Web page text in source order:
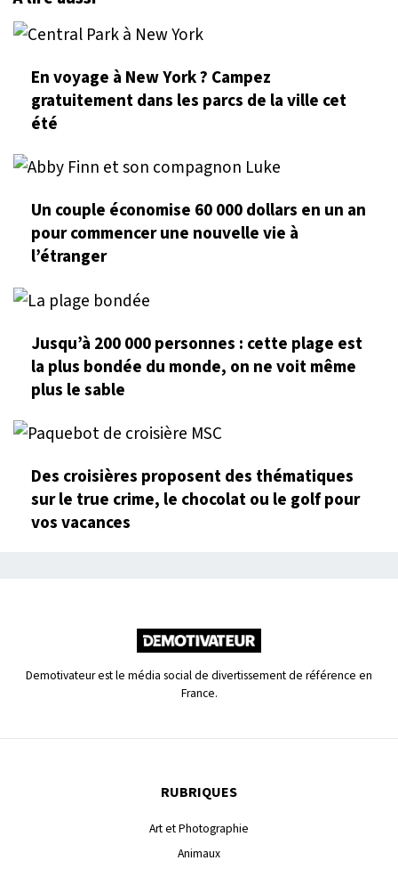
En voyage à New York ? Campez
gratuitement dans les parcs de la ville cet
été
Un couple économise 60 000 dollars en un an
pour commencer une nouvelle vie à
l’étranger
Jusqu’à 200 000 personnes : cette plage est
la plus bondée du monde, on ne voit même
plus le sable
Des croisières proposent des thématiques
sur le true crime, le chocolat ou le golf pour
vos vacances
Demotivateur est le média social de divertissement de référence en
France.
RUBRIQUES
Art et Photographie
Animaux